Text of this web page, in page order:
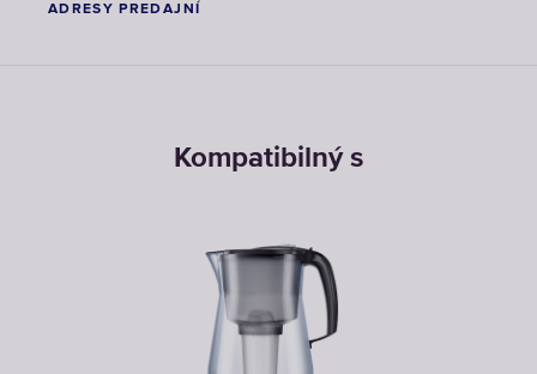
ADRESY PREDAJNÍ
Kompatibilný s